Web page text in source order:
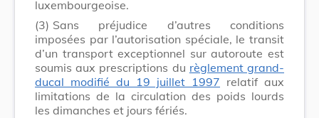
luxembourgeoise.
(3) Sans préjudice d’autres conditions
imposées par l’autorisation spéciale, le transit
d’un transport exceptionnel sur autoroute est
soumis aux prescriptions du règlement grand-
ducal modifié du 19 juillet 1997 relatif aux
limitations de la circulation des poids lourds
les dimanches et jours fériés.